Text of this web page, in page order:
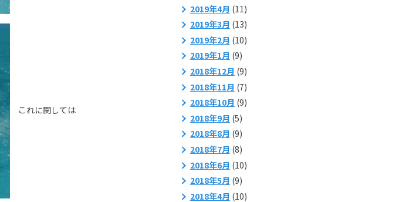
これに関しては
2019年4月 (11)
2019年3月 (13)
2019年2月 (10)
2019年1月 (9)
2018年12月 (9)
2018年11月 (7)
2018年10月 (9)
2018年9月 (5)
2018年8月 (9)
2018年7月 (8)
2018年6月 (10)
2018年5月 (9)
2018年4月 (10)